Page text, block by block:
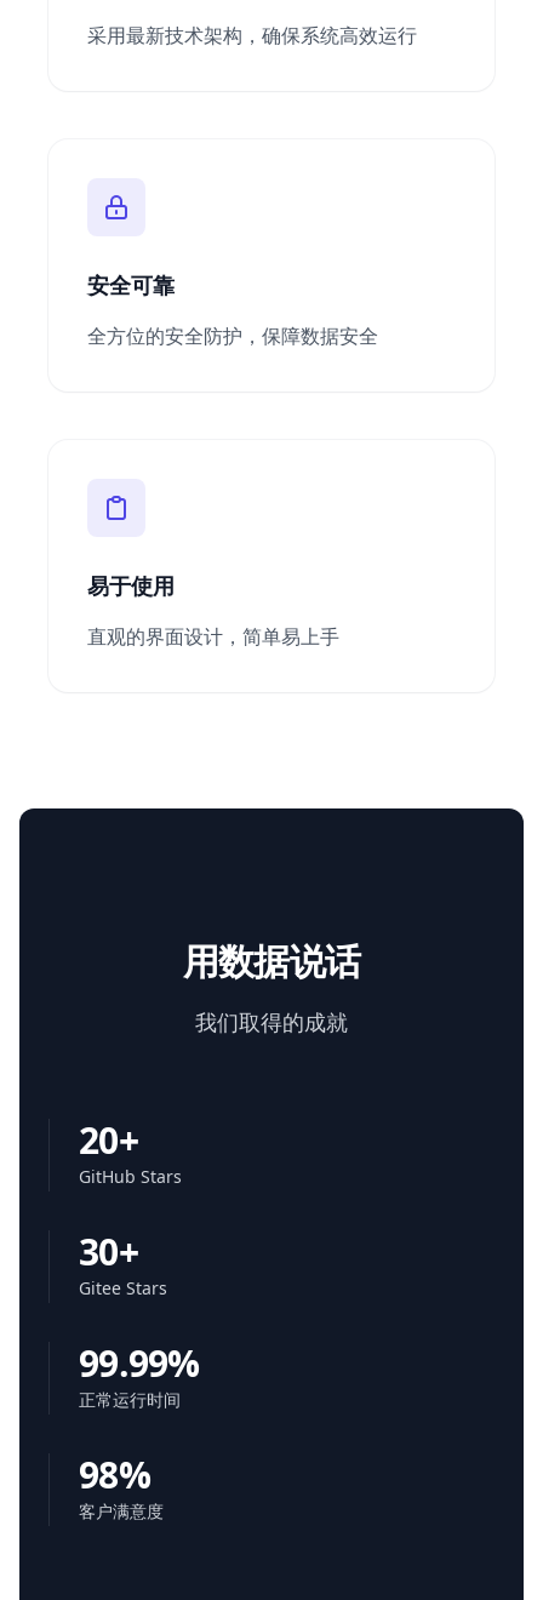
采用最新技术架构，确保系统高效运行
安全可靠
全方位的安全防护，保障数据安全
易于使用
直观的界面设计，简单易上手
用数据说话
我们取得的成就
GitHub Stars
20+
Gitee Stars
30+
正常运行时间
99.99%
客户满意度
98%